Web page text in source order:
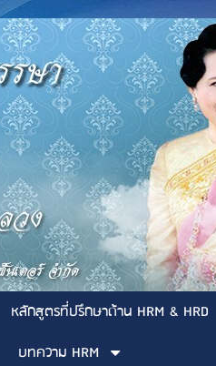
หลักสูตรที่ปรึกษาด้าน HRM & HRD
บทความ HRM